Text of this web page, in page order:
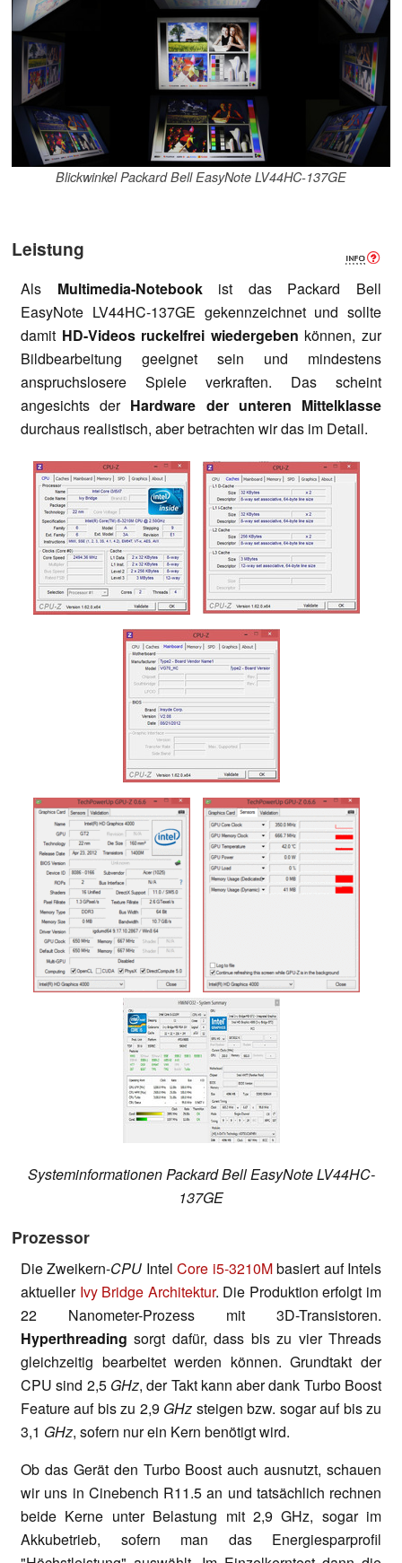
Blickwinkel Packard Bell EasyNote LV44HC-137GE
Leistung
Als Multimedia-Notebookist das Packard Bell
EasyNote LV44HC-137GE gekennzeichnet und sollte
damit HD-Videos ruckelfrei wiedergeben können, zur
Bildbearbeitung geeignet sein und mindestens
anspruchslosere Spiele verkraften. Das scheint
angesichts der Hardware der unteren Mittelklasse
durchaus realistisch, aber betrachten wir das im Detail.
Systeminformationen Packard Bell EasyNote LV44HC-
137GE
Prozessor
Die Zweikern-CPU IntelCore i5-3210Mbasiert auf Intels
aktueller Ivy Bridge Architektur. Die Produktion erfolgt im
22 Nanometer-Prozess mit 3D-Transistoren.
Hyperthreading sorgt dafür, dass bis zu vier Threads
gleichzeitig bearbeitet werden können. Grundtakt der
CPU sind 2,5 GHz, der Takt kann aber dank Turbo Boost
Feature auf bis zu 2,9 GHz steigen bzw. sogar auf bis zu
3,1 GHz, sofern nur ein Kern benötigt wird.
Ob das Gerät den Turbo Boost auch ausnutzt, schauen
wir uns in Cinebench R11.5 an und tatsächlich rechnen
beide Kerne unter Belastung mit 2,9 GHz, sogar im
Akkubetrieb, sofern man das Energiesparprofil